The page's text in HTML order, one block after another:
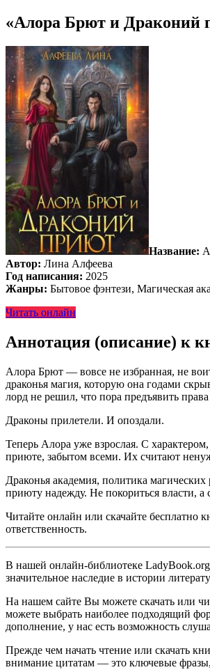
«Алора Брют и
Название:
Автор: Лина Алфеева
Год написания: 2025
Жанры: Бытовое фэнтези, Магическая
Читать онлайн
Аннотация (описание) к
Алора Брют — вовсе не избранная, не
драконья магия, которую она годами
лорд не решил, что пора предъявить права
Драконы прилетели. И опоздали.
Теперь Алора уже взрослая. С
приюте, забытом всеми. Их считают
Драконья академия, политика
приюту надежду. Не покориться власти, а
Читайте онлайн или скачайте
ответственность.
В нашей онлайн-библиотеке LadyBook.org
значительное наследие в истории
На нашем сайте Вы можете скачать или
можете выбрать наиболее подходящий
дополнение, у нас есть возможность
Прежде чем начать чтение или скачать
внимание цитатам — это ключевые